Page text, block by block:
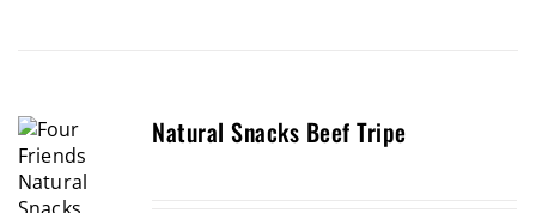
Natural Snacks Beef Tripe